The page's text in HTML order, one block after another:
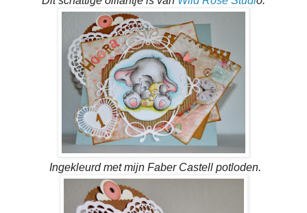
Ingekleurd met mijn Faber Castell potloden.